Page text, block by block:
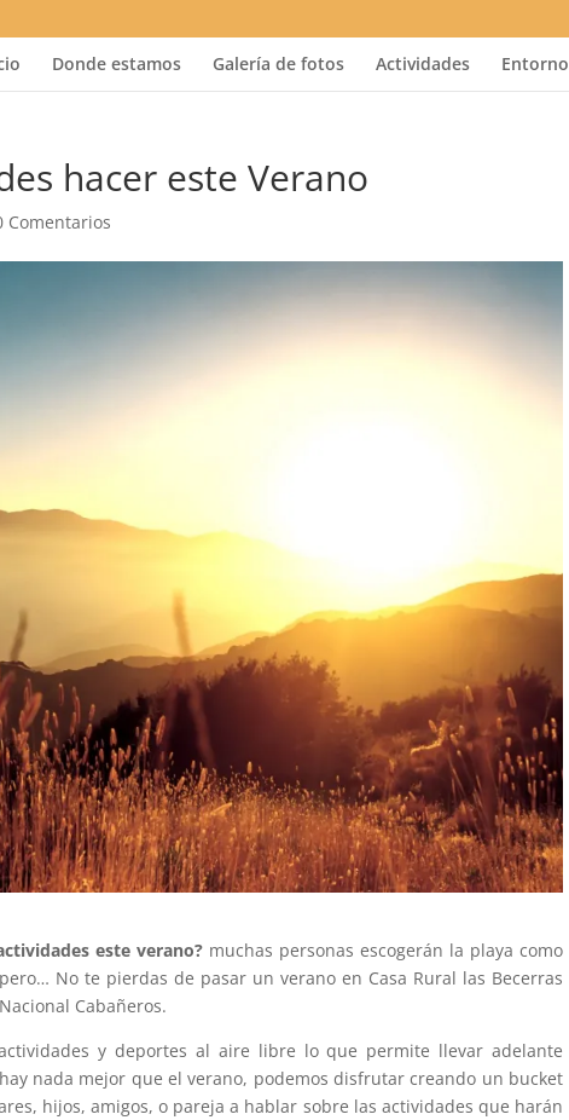
Donde estamos Galería de fotos Actividades Entorno
hacer este Verano
Comentarios
este verano? muchas personas escogerán la playa como
No te pierdas de pasar un verano en Casa Rural las Becerras
Cabañeros.
y deportes al aire libre lo que permite llevar adelante
nada mejor que el verano, podemos disfrutar creando un bucket
hijos, amigos, o pareja a hablar sobre las actividades que harán